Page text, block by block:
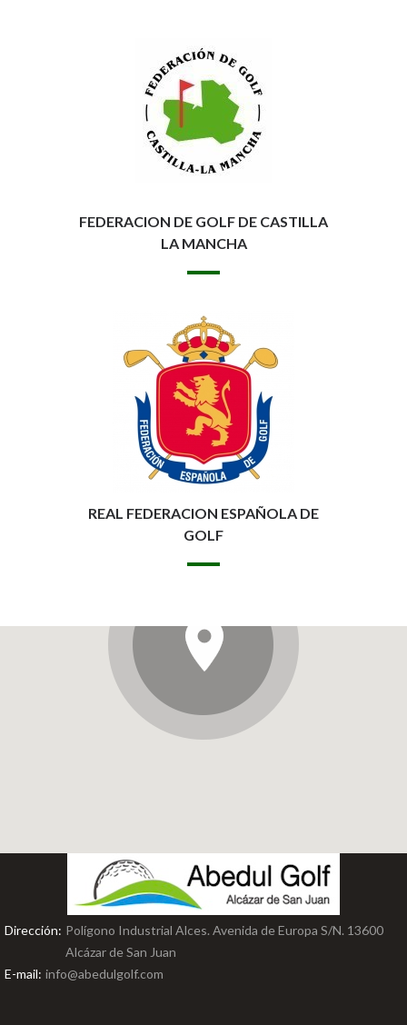
FEDERACION DE GOLF DE CASTILLA
LA MANCHA
REAL FEDERACION ESPAÑOLA DE
GOLF
Dirección: Polígono Industrial Alces. Avenida de Europa S/N. 13600
Alcázar de San Juan
E-mail: info@abedulgolf.com